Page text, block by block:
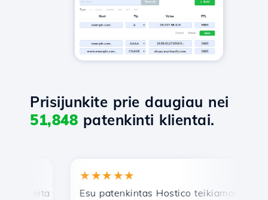
Prisijunkite prie daugiau nei
51,848 patenkinti klientai.
ir efektyvi techninė pagalba.
★★★★★
Esu patenkintas Hostico teikiamomis